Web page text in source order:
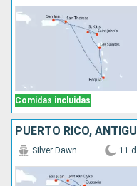
Comidas incluidas
Silver Dawn 11 d